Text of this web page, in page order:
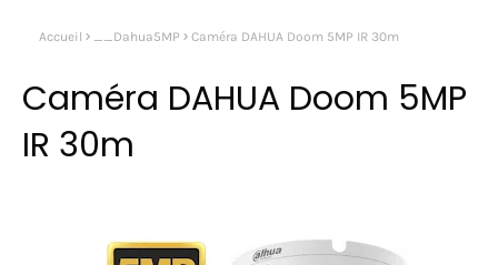
Accueil __Dahua5MP Caméra DAHUA Doom 5MP IR 30m
Caméra DAHUA Doom 5MP
IR 30m